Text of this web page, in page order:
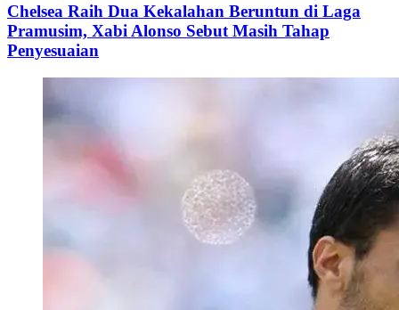
Chelsea Raih Dua Kekalahan Beruntun di Laga
Pramusim, Xabi Alonso Sebut Masih Tahap
Penyesuaian